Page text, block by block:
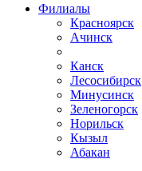
Филиалы
Красноярск
Ачинск
Канск
Лесосибирск
Минусинск
Зеленогорск
Норильск
Кызыл
Абакан